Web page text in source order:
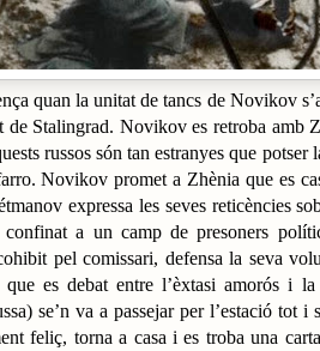
quan la unitat de tancs de Novikov
Stalingrad. Novikov es retroba amb
russos són tan estranyes que potser
Novikov promet a Zhènia que es
expressa les seves reticències
a un camp de presoners
pel comissari, defensa la seva
que es debat entre l’èxtasi amorós i
se’n va a passejar per l’estació tot
feliç, torna a casa i es troba una